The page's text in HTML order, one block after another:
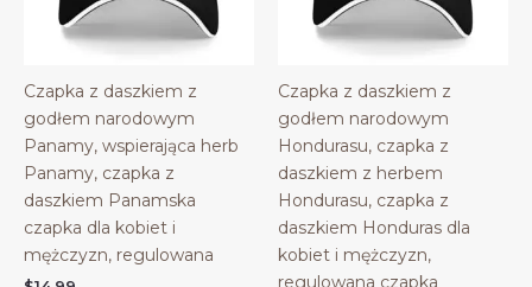
Czapka z daszkiem z
godłem narodowym
Panamy, wspierająca herb
Panamy, czapka z
daszkiem Panamska
czapka dla kobiet i
mężczyzn, regulowana
Czapka z daszkiem z
godłem narodowym
Hondurasu, czapka z
daszkiem z herbem
Hondurasu, czapka z
daszkiem Honduras dla
kobiet i mężczyzn,
regulowana czapka